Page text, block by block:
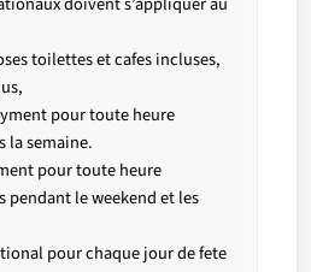
toilettes et cafes incluses,
pour toute heure
la semaine.
pour toute heure
pendant le weekend et les
pour chaque jour de fete